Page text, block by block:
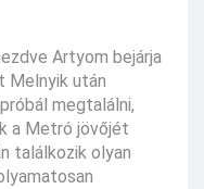
Artyom bejárja
Melnyik után
megtalálni,
a Metró jövőjét
találkozik olyan